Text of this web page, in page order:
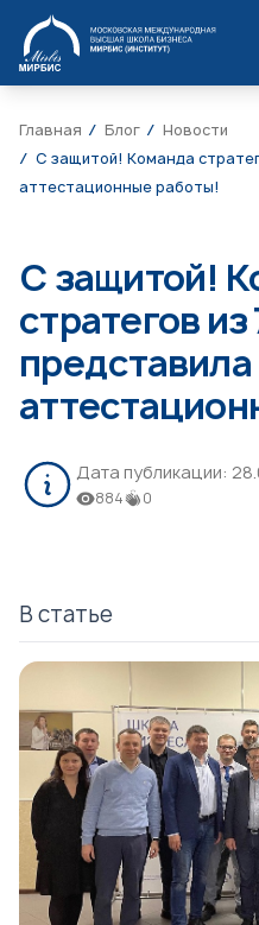
МИРБИС
Главная Блог
Новости
С защитой! Команда
аттестационные работы!
С защитой!
стратегов из
представила
Дата публикации:
884 0
В статье